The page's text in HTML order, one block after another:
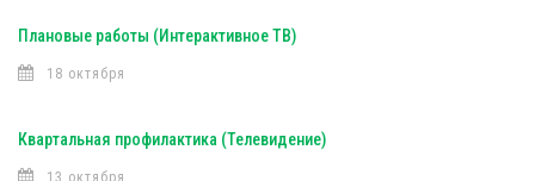
Плановые работы (Интерактивное ТВ)
18 октября
Квартальная профилактика (Телевидение)
13 октября